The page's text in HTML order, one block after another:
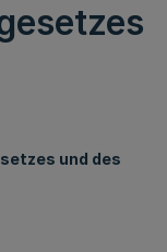
und des